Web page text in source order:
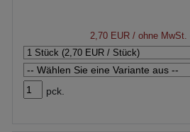
2,70 EUR / ohne MwSt.
pck.